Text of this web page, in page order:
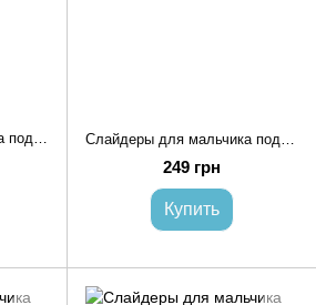
249 грн
Купить